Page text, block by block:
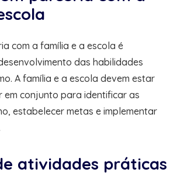
com a família e a escola é
das habilidades
A família e a escola devem estar
conjunto para identificar as
estabelecer metas e implementar
atividades práticas